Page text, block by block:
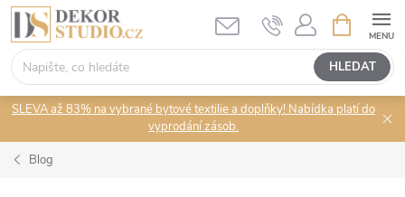
Přejít
obsah
HLEDAT
NÁKUPNÍ
KOŠÍK
SLEVA až 83% na vybrané bytové textilie a doplňky! Nabídka platí do
vyprodání zásob.
Blog